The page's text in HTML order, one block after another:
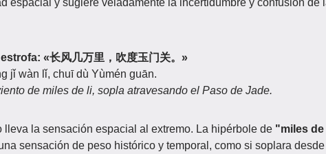
«长风几万里，吹度玉门关。»
jǐ wàn lǐ, chuī dù Yùmén guān.
de miles de li, sopla atravesando el Paso de Jade.
lleva la sensación espacial al extremo. La hipérbole de "miles
sensación de peso histórico y temporal, como si soplara desde